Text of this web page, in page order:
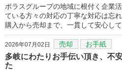
ポラスグループの地域に根付く企業
ている方々の対応の丁寧な対応は忘
購入から売却まで、一貫して安心し
2026年07月02日 売却 お手紙
多岐にわたりお手伝い頂き、不
た